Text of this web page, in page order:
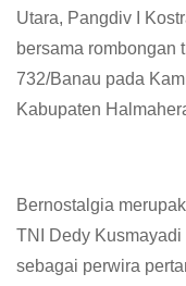
Utara, Pangdiv I
bersama rombongan
732/Banau pada
Kabupaten
Bernostalgia
TNI Dedy
sebagai perwira